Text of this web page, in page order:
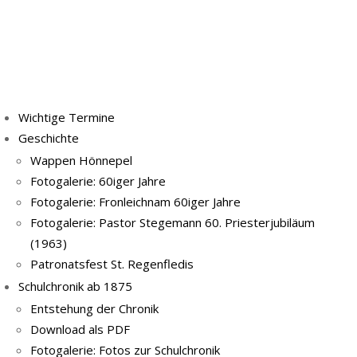
Wichtige Termine
Geschichte
Wappen Hönnepel
Fotogalerie: 60iger Jahre
Fotogalerie: Fronleichnam 60iger Jahre
Fotogalerie: Pastor Stegemann 60. Priesterjubiläum
(1963)
Patronatsfest St. Regenfledis
Schulchronik ab 1875
Entstehung der Chronik
Download als PDF
Fotogalerie: Fotos zur Schulchronik